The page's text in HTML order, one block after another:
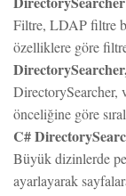
Filtre, LDAP filtre
özelliklere göre
DirectorySearcher,
DirectorySearcher,
önceliğine göre
C#
Büyük dizinlerde
ayarlayarak